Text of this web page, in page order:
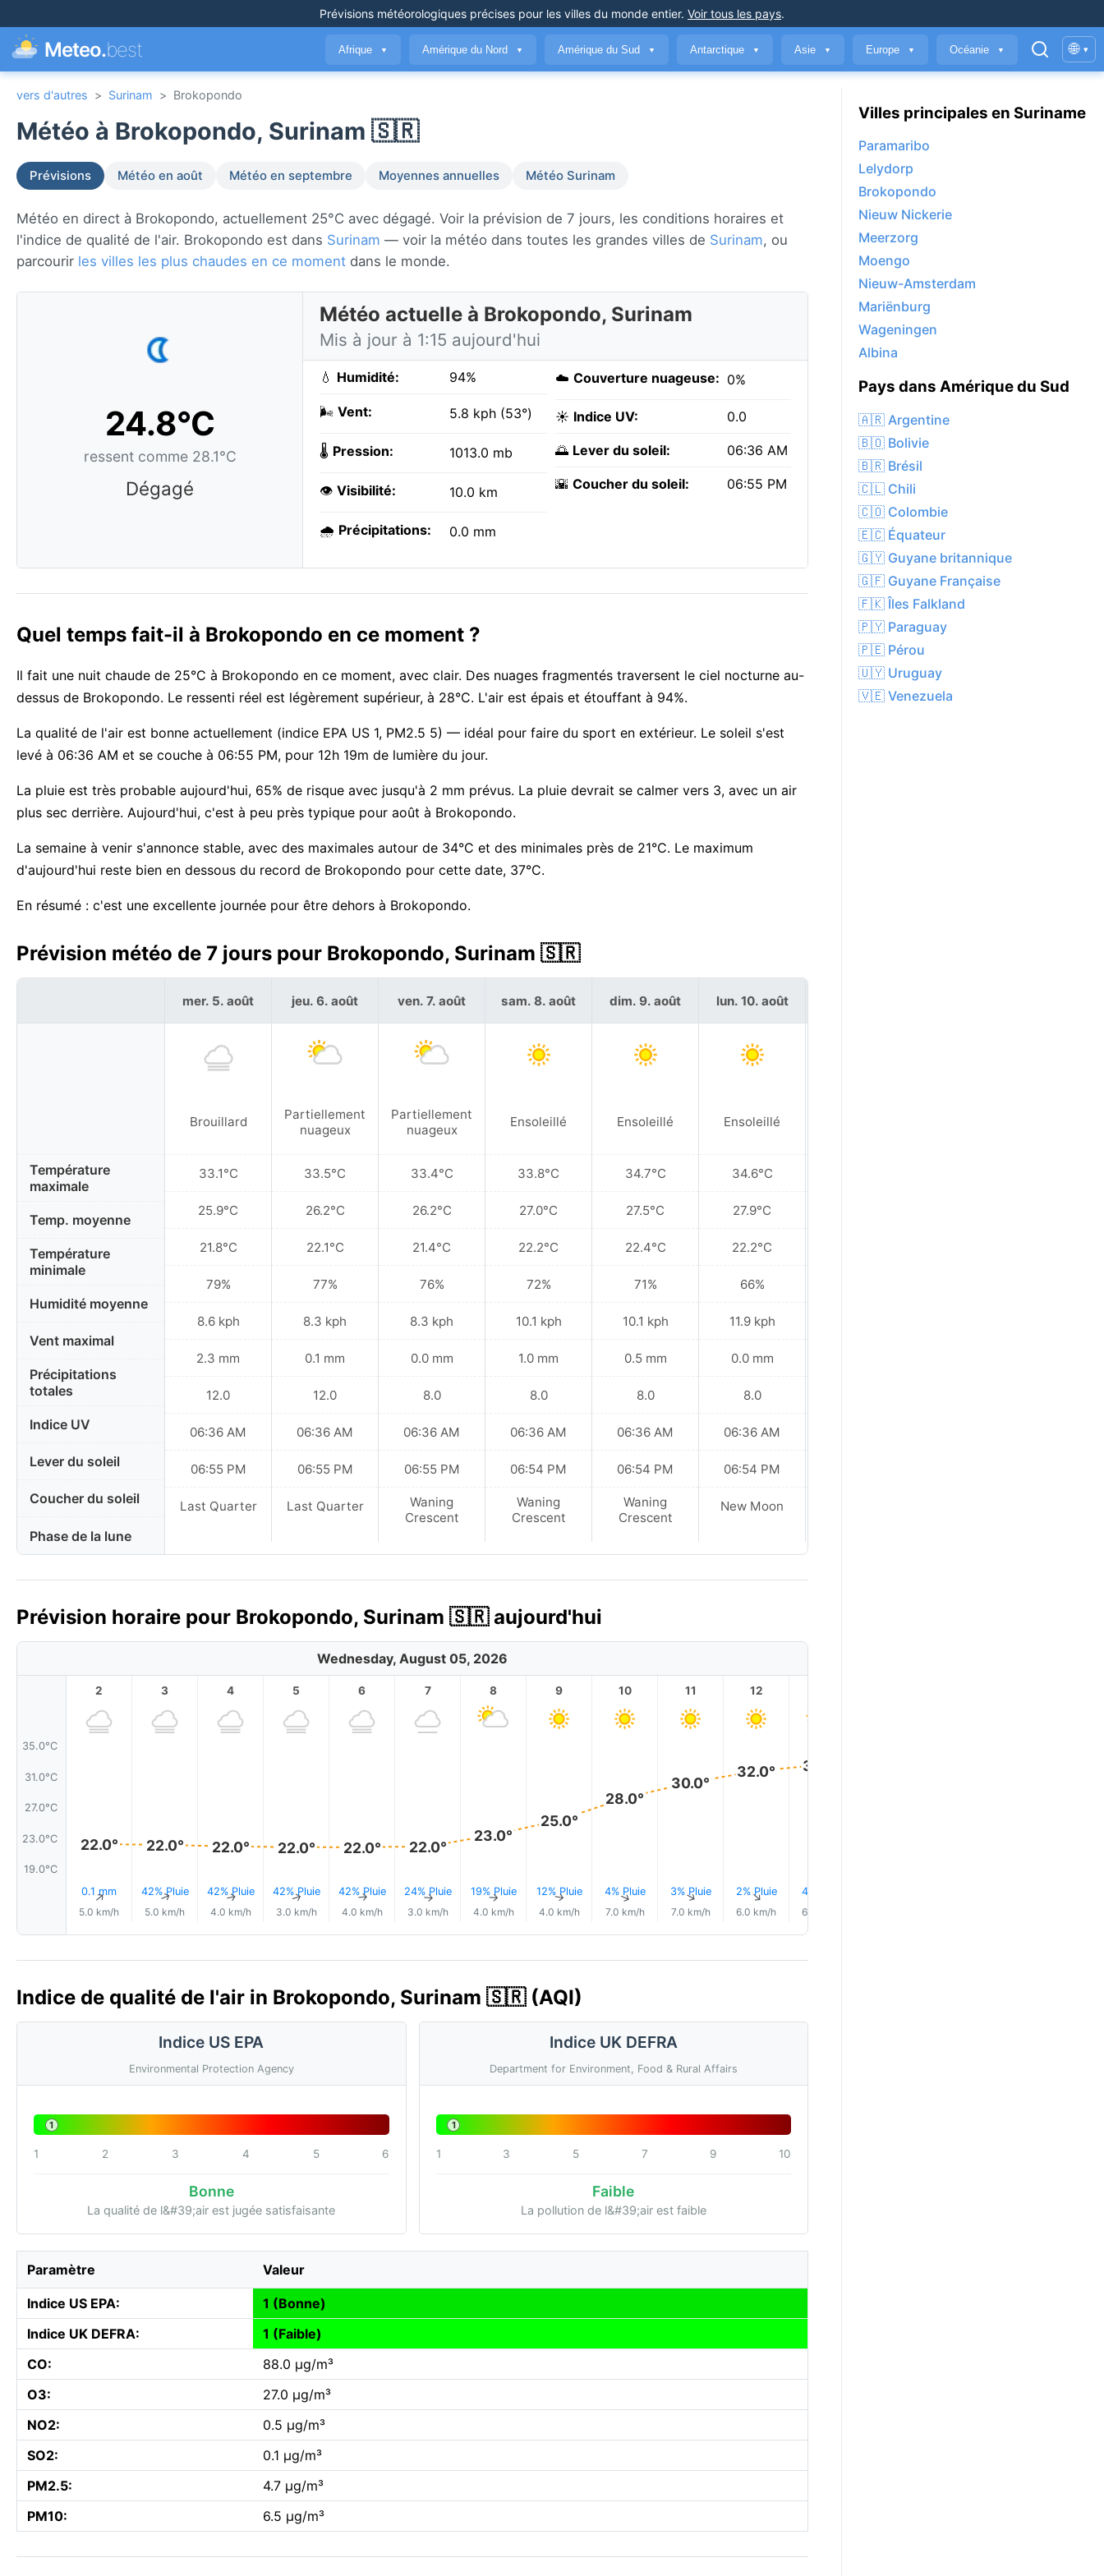
Prévisions météorologiques précises pour les villes du monde entier. Voir tous les pays.
Meteo.best Afrique ▼ Amérique du Nord ▼ Amérique du Sud ▼ Antarctique ▼ Asie ▼ Europe ▼ Océanie ▼ 🌐 ▾
vers d'autres > Surinam > Brokopondo
Météo à Brokopondo, Surinam 🇸🇷
Prévisions Météo en août Météo en septembre Moyennes annuelles Météo Surinam
Météo en direct à Brokopondo, actuellement 25°C avec dégagé. Voir la prévision de 7 jours, les conditions horaires et
l'indice de qualité de l'air. Brokopondo est dans Surinam — voir la météo dans toutes les grandes villes de Surinam, ou
parcourir les villes les plus chaudes en ce moment dans le monde.
24.8°C
ressent comme 28.1°C
Dégagé
Météo actuelle à Brokopondo, Surinam
Mis à jour à 1:15 aujourd'hui
💧 Humidité: 94%
🌬️ Vent: 5.8 kph (53°)
🌡️ Pression: 1013.0 mb
👁️ Visibilité: 10.0 km
🌧️ Précipitations: 0.0 mm
☁️ Couverture nuageuse: 0%
☀️ Indice UV: 0.0
🌅 Lever du soleil: 06:36 AM
🌇 Coucher du soleil: 06:55 PM
Quel temps fait-il à Brokopondo en ce moment ?
Il fait une nuit chaude de 25°C à Brokopondo en ce moment, avec clair. Des nuages fragmentés traversent le ciel nocturne au-
dessus de Brokopondo. Le ressenti réel est légèrement supérieur, à 28°C. L'air est épais et étouffant à 94%.
La qualité de l'air est bonne actuellement (indice EPA US 1, PM2.5 5) — idéal pour faire du sport en extérieur. Le soleil s'est
levé à 06:36 AM et se couche à 06:55 PM, pour 12h 19m de lumière du jour.
La pluie est très probable aujourd'hui, 65% de risque avec jusqu'à 2 mm prévus. La pluie devrait se calmer vers 3, avec un air
plus sec derrière. Aujourd'hui, c'est à peu près typique pour août à Brokopondo.
La semaine à venir s'annonce stable, avec des maximales autour de 34°C et des minimales près de 21°C. Le maximum
d'aujourd'hui reste bien en dessous du record de Brokopondo pour cette date, 37°C.
En résumé : c'est une excellente journée pour être dehors à Brokopondo.
Prévision météo de 7 jours pour Brokopondo, Surinam 🇸🇷
Température
maximale
Temp. moyenne
Température
minimale
Humidité moyenne
Vent maximal
Précipitations
totales
Indice UV
Lever du soleil
Coucher du soleil
Phase de la lune
mer. 5. août
Brouillard
33.1°C
25.9°C
21.8°C
79%
8.6 kph
2.3 mm
12.0
06:36 AM
06:55 PM
Last Quarter
jeu. 6. août
Partiellement
nuageux
33.5°C
26.2°C
22.1°C
77%
8.3 kph
0.1 mm
12.0
06:36 AM
06:55 PM
Last Quarter
ven. 7. août
Partiellement
nuageux
33.4°C
26.2°C
21.4°C
76%
8.3 kph
0.0 mm
8.0
06:36 AM
06:55 PM
Waning
Crescent
sam. 8. août
Ensoleillé
33.8°C
27.0°C
22.2°C
72%
10.1 kph
1.0 mm
8.0
06:36 AM
06:54 PM
Waning
Crescent
dim. 9. août
Ensoleillé
34.7°C
27.5°C
22.4°C
71%
10.1 kph
0.5 mm
8.0
06:36 AM
06:54 PM
Waning
Crescent
lun. 10. août
Ensoleillé
34.6°C
27.9°C
22.2°C
66%
11.9 kph
0.0 mm
8.0
06:36 AM
06:54 PM
New Moon
Prévision horaire pour Brokopondo, Surinam 🇸🇷 aujourd'hui
Wednesday, August 05, 2026
35.0°C
31.0°C
27.0°C
23.0°C
19.0°C
2
22.0°
0.1 mm
↑
5.0 km/h
3
22.0°
42% Pluie
↑
5.0 km/h
4
22.0°
42% Pluie
↑
4.0 km/h
5
22.0°
42% Pluie
↑
3.0 km/h
6
22.0°
42% Pluie
↑
4.0 km/h
7
22.0°
24% Pluie
↑
3.0 km/h
8
23.0°
19% Pluie
↑
4.0 km/h
9
25.0°
12% Pluie
↑
4.0 km/h
10
28.0°
4% Pluie
↑
7.0 km/h
11
30.0°
3% Pluie
↑
7.0 km/h
12
32.0°
2% Pluie
↑
6.0 km/h
32.0°
4% Pluie
6.0 km/h
Indice de qualité de l'air in Brokopondo, Surinam 🇸🇷 (AQI)
Indice US EPA
Environmental Protection Agency
1
1 2 3 4 5 6
Bonne
La qualité de l&#39;air est jugée satisfaisante
Indice UK DEFRA
Department for Environment, Food & Rural Affairs
1
1 3 5 7 9 10
Faible
La pollution de l&#39;air est faible
Paramètre Valeur
Indice US EPA:
1 (Bonne)
Indice UK DEFRA:
1 (Faible)
CO:
88.0 µg/m³
O3:
27.0 µg/m³
NO2:
0.5 µg/m³
SO2:
0.1 µg/m³
PM2.5:
4.7 µg/m³
PM10:
6.5 µg/m³
Villes principales en Suriname
Paramaribo
Lelydorp
Brokopondo
Nieuw Nickerie
Meerzorg
Moengo
Nieuw-Amsterdam
Mariënburg
Wageningen
Albina
Pays dans Amérique du Sud
🇦🇷 Argentine
🇧🇴 Bolivie
🇧🇷 Brésil
🇨🇱 Chili
🇨🇴 Colombie
🇪🇨 Équateur
🇬🇾 Guyane britannique
🇬🇫 Guyane Française
🇫🇰 Îles Falkland
🇵🇾 Paraguay
🇵🇪 Pérou
🇺🇾 Uruguay
🇻🇪 Venezuela